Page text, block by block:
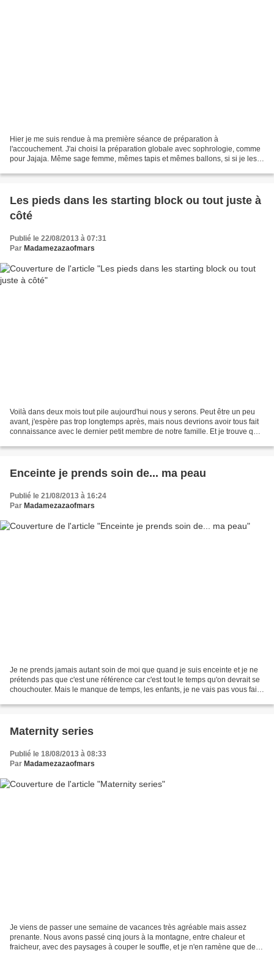
Hier je me suis rendue à ma première séance de préparation à
l'accouchement. J'ai choisi la préparation globale avec sophrologie, comme
pour Jajaja. Même sage femme, mêmes tapis et mêmes ballons, si si je les
Les pieds dans les starting block ou tout juste à
côté
Publié le 22/08/2013 à 07:31
Par Madamezazaofmars
Voilà dans deux mois tout pile aujourd'hui nous y serons. Peut être un peu
avant, j'espère pas trop longtemps après, mais nous devrions avoir tous fait
connaissance avec le dernier petit membre de notre famille. Et je trouve que
Enceinte je prends soin de... ma peau
Publié le 21/08/2013 à 16:24
Par Madamezazaofmars
Je ne prends jamais autant soin de moi que quand je suis enceinte et je ne
prétends pas que c'est une référence car c'est tout le temps qu'on devrait se
chouchouter. Mais le manque de temps, les enfants, je ne vais pas vous faire
Maternity series
Publié le 18/08/2013 à 08:33
Par Madamezazaofmars
Je viens de passer une semaine de vacances très agréable mais assez
prenante. Nous avons passé cinq jours à la montagne, entre chaleur et
fraicheur, avec des paysages à couper le souffle, et je n'en ramène que de